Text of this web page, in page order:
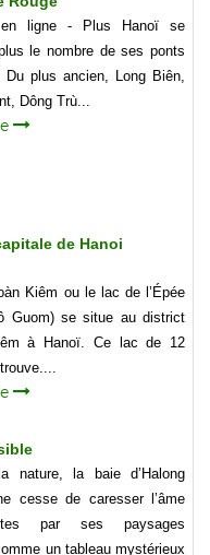
en ligne - Plus Hanoï se
le nombre de ses ponts
Du plus ancien, Long Biên,
Dông Trù...
de Hanoi
Kiêm ou le lac de l’Épée
Guom) se situe au district
à Hanoï. Ce lac de 12
nature, la baie d’Halong
cesse de caresser l’âme
par ses paysages
un tableau mystérieux